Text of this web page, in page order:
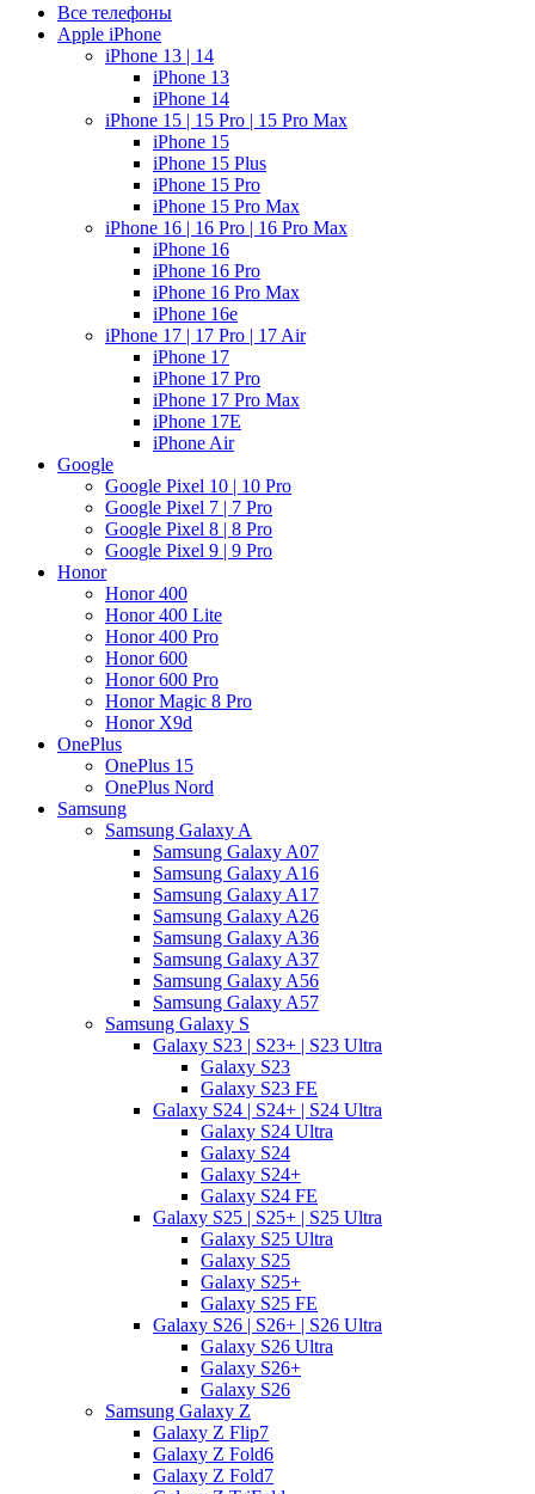
Все телефоны
Apple iPhone
iPhone 13 | 14
iPhone 13
iPhone 14
iPhone 15 | 15 Pro | 15 Pro Max
iPhone 15
iPhone 15 Plus
iPhone 15 Pro
iPhone 15 Pro Max
iPhone 16 | 16 Pro | 16 Pro Max
iPhone 16
iPhone 16 Pro
iPhone 16 Pro Max
iPhone 16e
iPhone 17 | 17 Pro | 17 Air
iPhone 17
iPhone 17 Pro
iPhone 17 Pro Max
iPhone 17E
iPhone Air
Google
Google Pixel 10 | 10 Pro
Google Pixel 7 | 7 Pro
Google Pixel 8 | 8 Pro
Google Pixel 9 | 9 Pro
Honor
Honor 400
Honor 400 Lite
Honor 400 Pro
Honor 600
Honor 600 Pro
Honor Magic 8 Pro
Honor X9d
OnePlus
OnePlus 15
OnePlus Nord
Samsung
Samsung Galaxy A
Samsung Galaxy A07
Samsung Galaxy A16
Samsung Galaxy A17
Samsung Galaxy A26
Samsung Galaxy A36
Samsung Galaxy A37
Samsung Galaxy A56
Samsung Galaxy A57
Samsung Galaxy S
Galaxy S23 | S23+ | S23 Ultra
Galaxy S23
Galaxy S23 FE
Galaxy S24 | S24+ | S24 Ultra
Galaxy S24 Ultra
Galaxy S24
Galaxy S24+
Galaxy S24 FE
Galaxy S25 | S25+ | S25 Ultra
Galaxy S25 Ultra
Galaxy S25
Galaxy S25+
Galaxy S25 FE
Galaxy S26 | S26+ | S26 Ultra
Galaxy S26 Ultra
Galaxy S26+
Galaxy S26
Samsung Galaxy Z
Galaxy Z Flip7
Galaxy Z Fold6
Galaxy Z Fold7